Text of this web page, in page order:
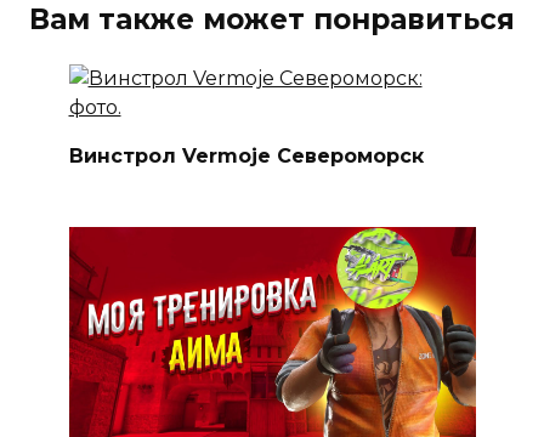
Вам также может понравиться
Винстрол Vermoje Североморск